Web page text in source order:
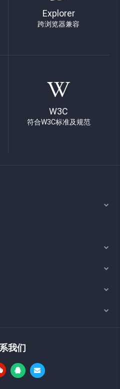
Explorer
跨浏览器兼容
W3C
符合W3C标准及规范
我们